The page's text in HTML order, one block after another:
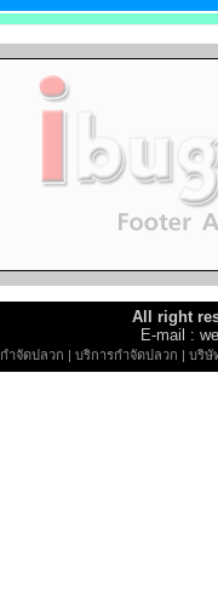
All right
E-mail :
กำจัดปลวก | บริการกำจัดปลวก | บริษั